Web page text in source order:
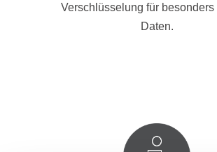
Verschlüsselung für besonders
Daten.